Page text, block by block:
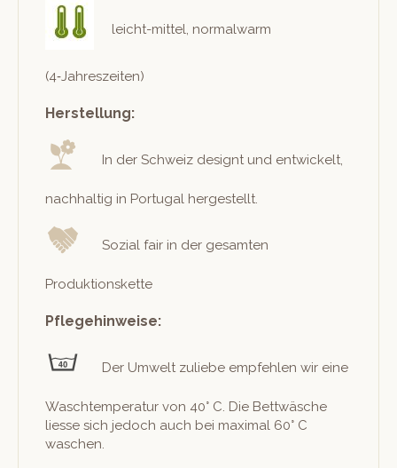
leicht-mit­tel, nor­mal­warm
(4‑Jahreszeiten)
Herstellung:
In der Schweiz designt und entwick­elt,
nach­haltig in Por­tu­gal hergestellt.
Sozial fair in der gesamten
Produktionskette
Pflegehinweise:
Der Umwelt zuliebe empfehlen wir eine
Waschtem­per­atur von 40° C. Die Bet­twäsche
liesse sich jedoch auch bei max­i­mal 60° C
waschen.